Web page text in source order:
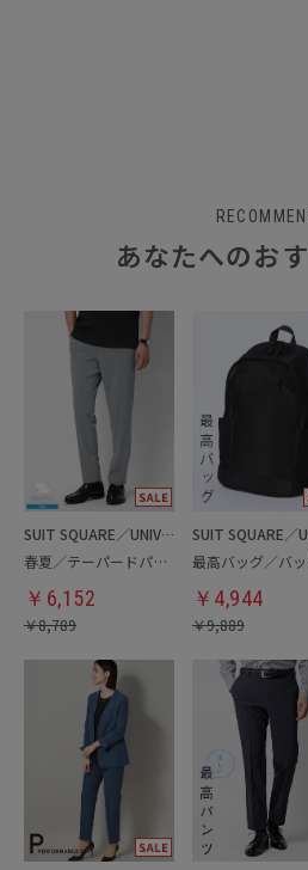
あなたへのお
SUIT SQUARE／UNIVERSAL LANGUAGE
春夏／テーパードパンツ
￥ 6,152
￥8,789
￥ 4,944
￥9,889